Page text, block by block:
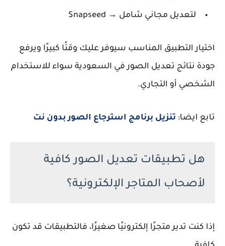
لتعديل مجاني شامل → Snapseed
اختيار التطبيق المناسب سيوفر عليك وقتًا كبيرًا ويرفع
جودة نتائج تعديل الصور في السعودية سواء للاستخدام
الشخصي أو التجاري.
تابع ايضا: تنزيل برنامج استرجاع الصور بدون نت
هل تطبيقات تعديل الصور كافية
لأصحاب المتاجر الإلكترونية؟
إذا كنت تدير متجرًا إلكترونيًا صغيرًا، فالتطبيقات قد تكون